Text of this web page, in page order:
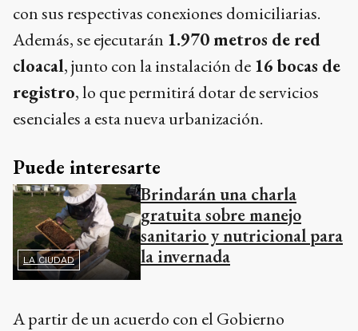
con sus respectivas conexiones domiciliarias.
Además, se ejecutarán 1.970 metros de red
cloacal, junto con la instalación de 16 bocas de
registro, lo que permitirá dotar de servicios
esenciales a esta nueva urbanización.
Puede interesarte
LA CIUDAD
Brindarán una charla
gratuita sobre manejo
sanitario y nutricional para
la invernada
A partir de un acuerdo con el Gobierno